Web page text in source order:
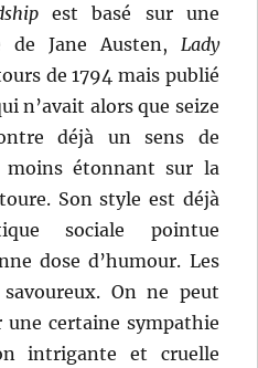
est basé sur une
de Jane Austen, Lady
de 1794 mais publié
n’avait alors que seize
déjà un sens de
moins étonnant sur la
Son style est déjà
sociale pointue
dose d’humour. Les
On ne peut
une certaine sympathie
intrigante et cruelle